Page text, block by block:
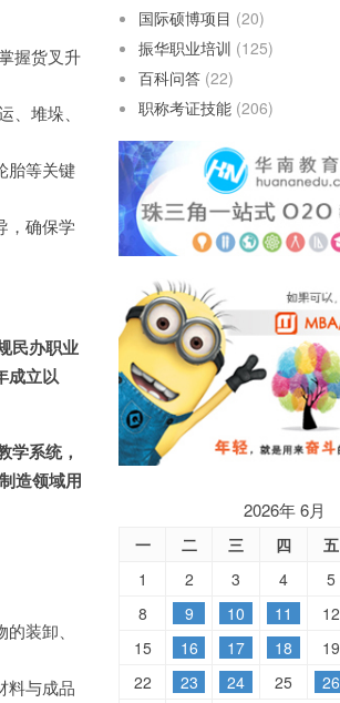
握货叉升
堆垛、
胎等关键
，确保学
民办职业
成立以
学系统，
造领域用
装卸、
料与成品
国际硕博项目 (20)
振华职业培训 (125)
百科问答 (22)
职称考证技能 (206)
2026年 6月
一 二 三 四 五
1
2 3 4 5
8
9 10 11 12
15
16 17 18 19
22
23 24 25 26